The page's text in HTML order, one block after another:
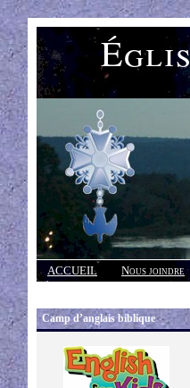
ACCUEIL Nous joindre
Réponses
Camp d’anglais biblique